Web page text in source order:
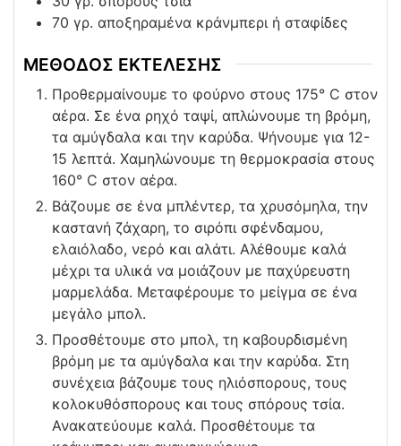
70 γρ. αποξηραμένα κράνμπερι ή σταφίδες
ΜΕΘΟΔΟΣ ΕΚΤΕΛΕΣΗΣ
Προθερμαίνουμε το φούρνο στους 175° C στον
αέρα. Σε ένα ρηχό ταψί, απλώνουμε τη βρόμη,
τα αμύγδαλα και την καρύδα. Ψήνουμε για 12-
15 λεπτά. Χαμηλώνουμε τη θερμοκρασία στους
160° C στον αέρα.
Βάζουμε σε ένα μπλέντερ, τα χρυσόμηλα, την
καστανή ζάχαρη, το σιρόπι σφένδαμου,
ελαιόλαδο, νερό και αλάτι. Αλέθουμε καλά
μέχρι τα υλικά να μοιάζουν με παχύρευστη
μαρμελάδα. Μεταφέρουμε το μείγμα σε ένα
μεγάλο μπολ.
Προσθέτουμε στο μπολ, τη καβουρδισμένη
βρόμη με τα αμύγδαλα και την καρύδα. Στη
συνέχεια βάζουμε τους ηλιόσπορους, τους
κολοκυθόσπορους και τους σπόρους τσία.
Ανακατεύουμε καλά. Προσθέτουμε τα